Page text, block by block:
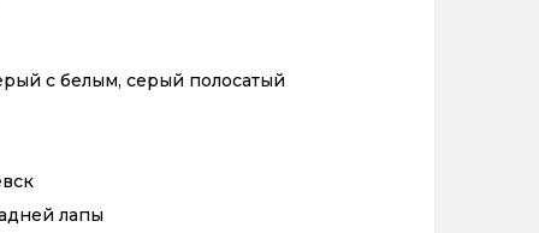
с белым, серый полосатый
лапы